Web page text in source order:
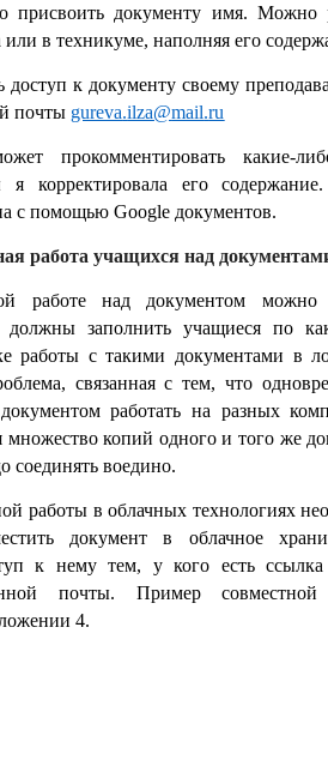
присвоить документу имя. Можно
в техникуме, наполняя его
доступ к документу своему
почты gureva.ilza@mail.ru
прокомментировать какие-
я корректировала его
с помощью Google документов.
работа учащихся над
работе над документом можно
должны заполнить учащиеся по
работы с такими документами в
связанная с тем, что
работать на разных
множество копий одного и того же
соединять воедино.
работы в облачных технологиях
документ в облачное
к нему тем, у кого есть
почты. Пример совместной
4.